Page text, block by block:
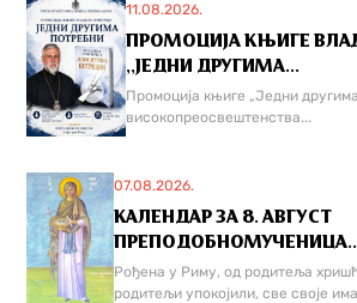
11.08.2026.
ПРОМОЦИЈА КЊИГЕ
,,ЈЕДНИ ДРУГИМА...
Промоција књиге „Једни
високопреосвештенства...
07.08.2026.
КАЛЕНДАР ЗА 8. АВГУСТ
Рођена у Риму, од родитеља
родитељи упокојили, све своје